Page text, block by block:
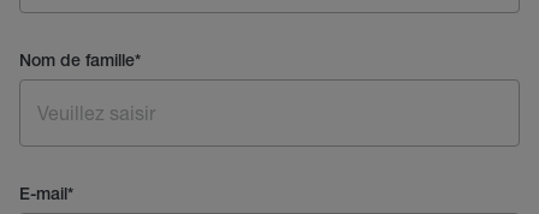
Nom de famille*
E-mail*